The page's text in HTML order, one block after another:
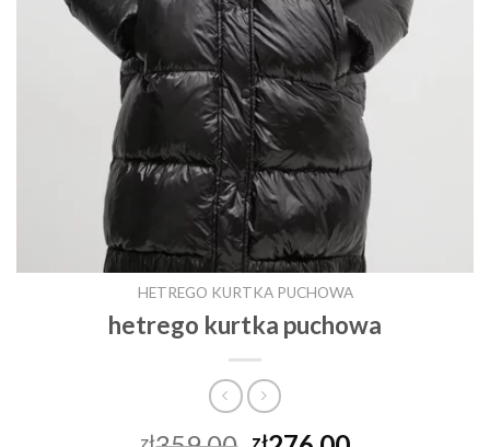
HETREGO KURTKA PUCHOWA
hetrego kurtka puchowa
zł zł